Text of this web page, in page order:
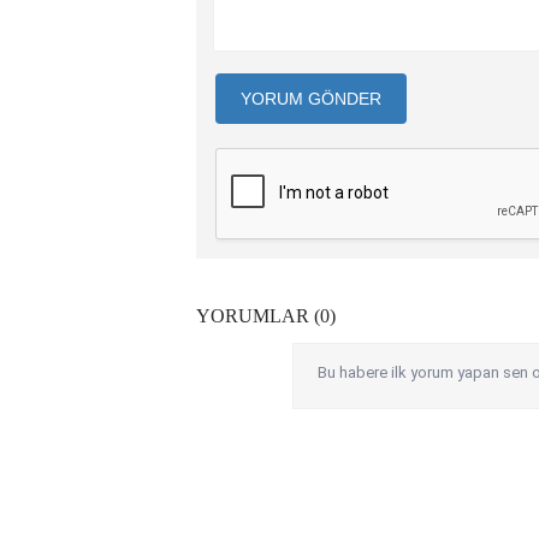
YORUM GÖNDER
YORUMLAR (0)
Bu habere ilk yorum yapan sen